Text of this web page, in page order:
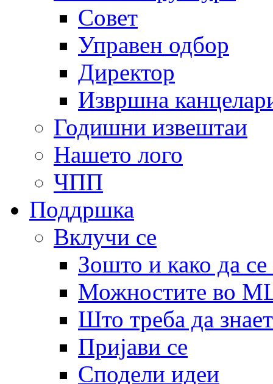
Совет
Управен одбор
Директор
Извршна
Годишни извештаи
Нашето лого
ЧПП
Поддршка
Вклучи се
Зошто и како да
Можностите во
Што треба да
Пријави се
Сподели идеи